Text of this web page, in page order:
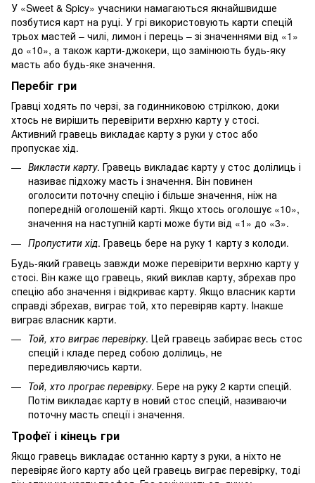
У «Sweet & Spicy» учасники намагаються якнайшвидше
позбутися карт на руці. У грі використовують карти спецій
трьох мастей – чилі, лимон і перець – зі значеннями від «1»
до «10», а також карти-джокери, що замінюють будь-яку
масть або будь-яке значення.
Перебіг гри
Гравці ходять по черзі, за годинниковою стрілкою, доки
хтось не вирішить перевірити верхню карту у стосі.
Активний гравець викладає карту з руки у стос або
пропускає хід.
Викласти карту. Гравець викладає карту у стос долілиць і
називає підхожу масть і значення. Він повинен
оголосити поточну спецію і більше значення, ніж на
попередній оголошеній карті. Якщо хтось оголошує «10»,
значення на наступній карті може бути від «1» до «3».
Пропустити хід. Гравець бере на руку 1 карту з колоди.
Будь-який гравець завжди може перевірити верхню карту у
стосі. Він каже що гравець, який виклав карту, збрехав про
спецію або значення і відкриває карту. Якщо власник карти
справді збрехав, виграє той, хто перевіряв карту. Інакше
виграє власник карти.
Той, хто виграє перевірку. Цей гравець забирає весь стос
спецій і кладе перед собою долілиць, не
передивляючись карти.
Той, хто програє перевірку. Бере на руку 2 карти спецій.
Потім викладає карту в новий стос спецій, називаючи
поточну масть спеції і значення.
Трофеї і кінець гри
Якщо гравець викладає останню карту з руки, а ніхто не
перевіряє його карту або цей гравець виграє перевірку, тоді